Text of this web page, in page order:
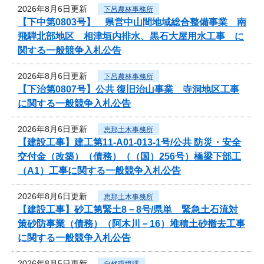
2026年8月6日更新 下呂農林事務所
【下中第0803号】 県営中山間地域総合整備事業 南
飛騨北部地区 相津垣内排水、黒石大屋用水工事 に
関する一般競争入札公告
2026年8月6日更新 下呂農林事務所
【下治第0807号】公共 復旧治山事業 寺洞地区工事
に関する一般競争入札公告
2026年8月6日更新 恵那土木事務所
【建設工事】建工第11-A01-013-1号/公共 防災・安全
交付金（改築）（債務）（（国）256号）橋梁下部工
（A1）工事に関する一般競争入札公告
2026年8月6日更新 恵那土木事務所
【建設工事】砂工第緊土8－8号/県単 緊急土石流対
策砂防事業（債務）（阿木川－16）堆積土砂撤去工事
に関する一般競争入札公告